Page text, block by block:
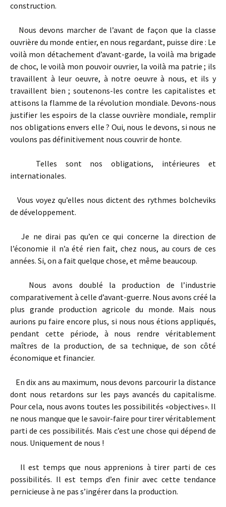
construction.
Nous devons marcher de l’avant de façon que la classe
ouvrière du monde entier, en nous regardant, puisse dire : Le
voilà mon détachement d’avant­-garde, la voilà ma brigade
de choc, le voilà mon pouvoir ouvrier, la voilà ma patrie ; ils
travaillent à leur oeuvre, à notre oeuvre à nous, et ils y
travaillent bien ; soutenons-­les contre les capitalistes et
attisons la flamme de la révolution mondiale. Devons-­nous
justifier les espoirs de la classe ouvrière mondiale, remplir
nos obligations envers elle ? Oui, nous le devons, si nous ne
voulons pas définitivement nous couvrir de honte.
Telles sont nos obligations, intérieures et
internationales.
Vous voyez qu’elles nous dictent des rythmes bolcheviks
de développement.
Je ne dirai pas qu’en ce qui concerne la direction de
l’économie il n’a été rien fait, chez nous, au cours de ces
années. Si, on a fait quelque chose, et même beaucoup.
Nous avons doublé la production de l’industrie
comparativement à celle d’avant-guerre. Nous avons créé la
plus grande production agricole du monde. Mais nous
aurions pu faire encore plus, si nous nous étions appliqués,
pendant cette période, à nous rendre véritablement
maîtres de la production, de sa technique, de son côté
économique et financier.
En dix ans au maximum, nous devons parcourir la distance
dont nous retardons sur les pays avancés du capitalisme.
Pour cela, nous avons toutes les possibilités «objectives». Il
ne nous manque que le savoir­-faire pour tirer véritablement
parti de ces possibilités. Mais c’est une chose qui dépend de
nous. Uniquement de nous !
Il est temps que nous apprenions à tirer parti de ces
possibilités. Il est temps d’en finir avec cette tendance
pernicieuse à ne pas s’ingérer dans la production.